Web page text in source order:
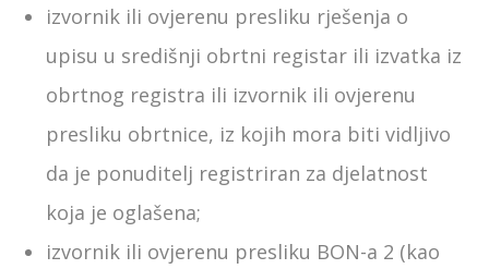
izvornik ili ovjerenu presliku rješenja o
upisu u središnji obrtni registar ili izvatka iz
obrtnog registra ili izvornik ili ovjerenu
presliku obrtnice, iz kojih mora biti vidljivo
da je ponuditelj registriran za djelatnost
koja je oglašena;
izvornik ili ovjerenu presliku BON-a 2 (kao